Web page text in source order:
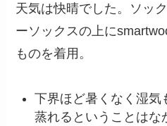
天気は快晴でした。ソッ
ーソックスの上に
ものを着用。
下界ほど暑くなく湿気
蒸れるということはな